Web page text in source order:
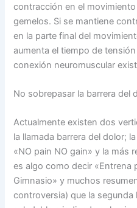
contracción en el
gemelos. Si se mantiene
en la parte final del
aumenta el tiempo de
conexión neuromuscular
No sobrepasar la barrera del
Actualmente existen dos
la llamada barrera del dolor;
«NO pain NO gain» y la más
es algo como decir «Entrena
Gimnasio» y muchos
controversia) que la